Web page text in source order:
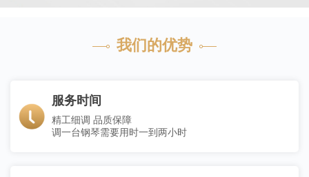
我们的优势
服务时间
精工细调 品质保障
调一台钢琴需要用时一到两小时